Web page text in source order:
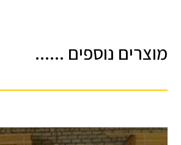
מוצרים נוספים ......